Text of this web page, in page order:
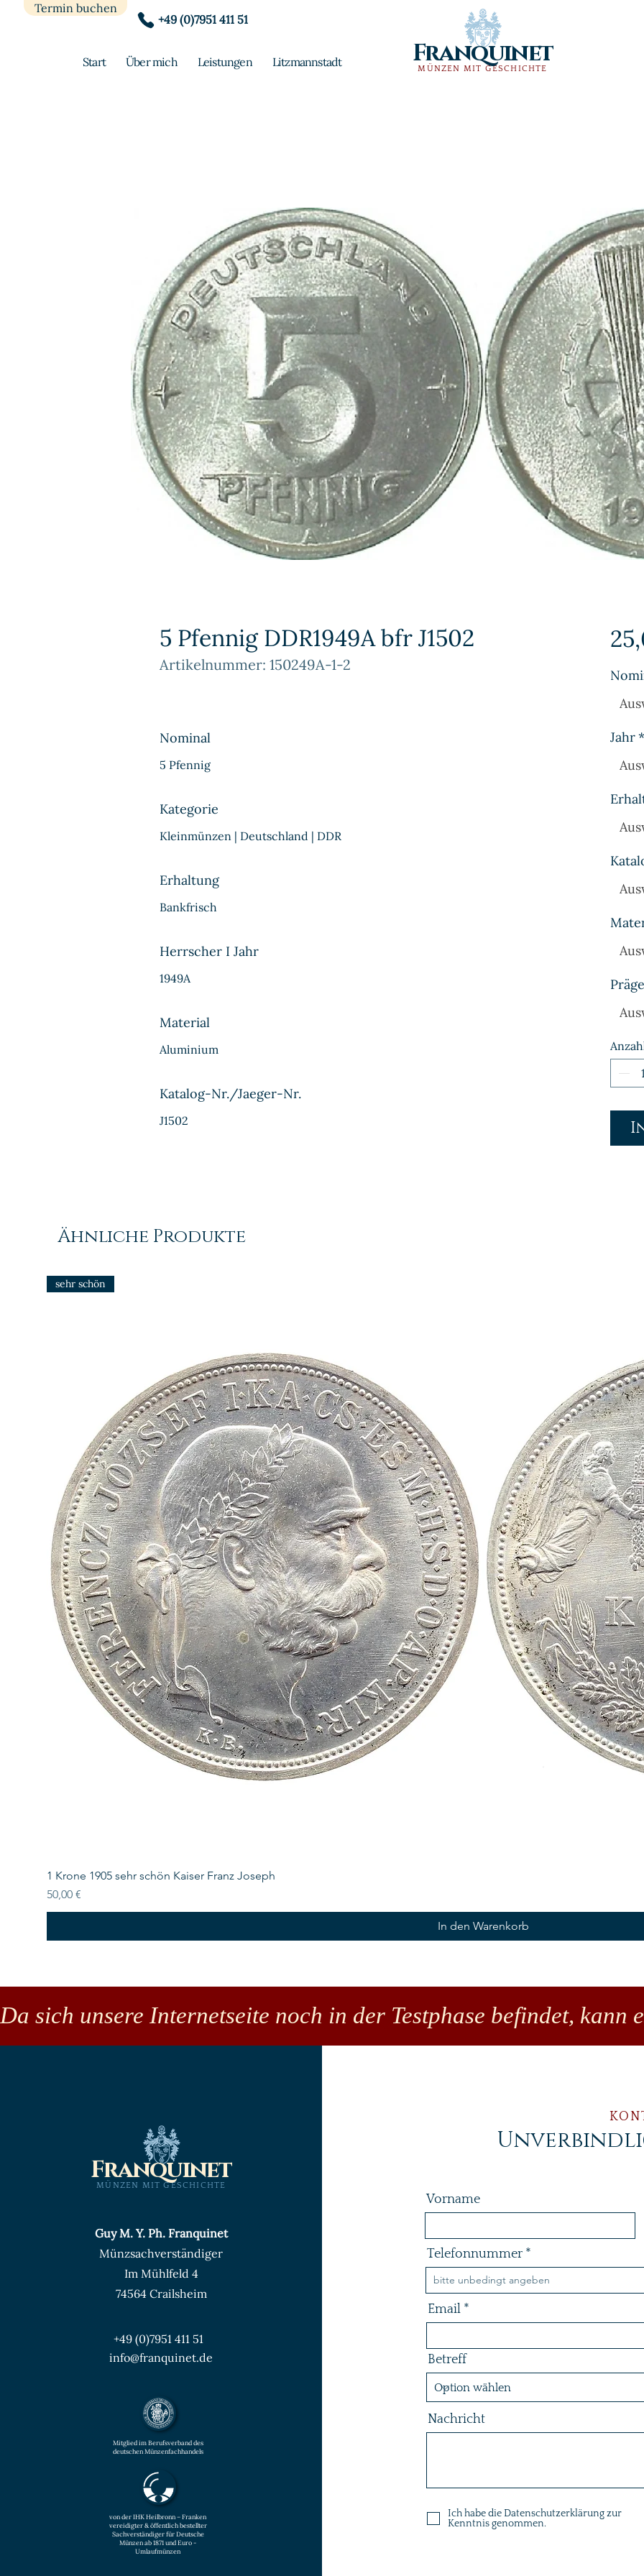
Termin buchen
Start Über mich Leistungen Litzmannstadt
+49 (0)7951 411 51
MÜNZEN MIT GESCHICHTE
Franquinet
5 Pfennig DDR1949A bfr J1502
Artikelnummer: 150249A-1-2
Nominal
5 Pfennig
Kategorie
Kleinmünzen | Deutschland | DDR
Erhaltung
Bankfrisch
Herrscher I Jahr
1949A
Material
Aluminium
Katalog-Nr./Jaeger-Nr.
J1502
Jahr*
Ähnliche Produkte
sehr schön
1 Krone 1905 sehr schön Kaiser Franz Joseph
Preis
50,00 €
In den Warenkorb
Da sich unsere Internetseite noch in der Testphase befindet,
MÜNZEN MIT GESCHICHTE
Franquinet
Guy M. Y. Ph. Franquinet
Münzsachverständiger
Im Mühlfeld 4
74564 Crailsheim
+49 (0)7951 411 51
info@franquinet.de
Mitglied im Berufsverband des
deutschen Münzenfachhandels
von der IHK Heilbronn – Franken
vereidigter & öffentlich bestellter
Sachverständiger für Deutsche
Münzen ab 1871 und Euro -
Umlaufmünzen
Vorname
Telefonnummer
Email
Betreff
Nachricht
Ich habe die Datenschutzerklärung zur
Kenntnis genommen.